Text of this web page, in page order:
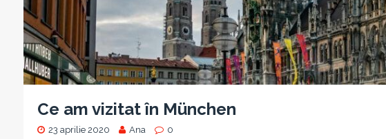
Ce am vizitat în München
23 aprilie 2020 Ana 0